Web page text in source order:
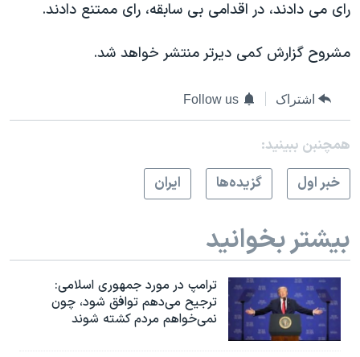
تریبونال مردمی آبان ۹۸
چهل سال گروگان‌گیری
قانون شفافیت دارائی کادر رهبری ایران
اعتراضات مردمی آبان ۹۸
اسرائیل در جنگ
نرگس محمدی برنده جایزه نوبل صلح
صفحه‌های ویژه
رای می دادند، در اقدامی بی سابقه، رای ممتنع دادند.
مشروح گزارش کمی دیرتر منتشر خواهد شد.
اشتراک Follow us
همچنبن ببینید:
خبر اول
گزيده‌ها ايران
بیشتر بخوانید
ترامپ در مورد جمهوری اسلامی:
ترجیح می‌دهم توافق شود، چون
نمی‌خواهم مردم کشته شوند